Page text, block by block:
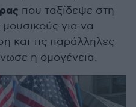
που ταξίδεψε στη
για να
και τις παράλληλες
η ομογένεια.